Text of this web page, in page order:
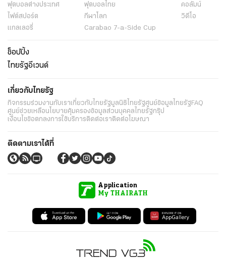
ฟุตบอลต่่างประเทศ ฟุตบอลไทย
คอลัมน์
ไฟต์สปอร์ต
กีฬาโลก
วิดีโอ
แกลเลอรี่
Carabao 7-a-Side Cup
ช็อปปิ้ง
ไทยรัฐอีเวนต์
เกี่ยวกับไทยรัฐ
กิจกรรมร่วมงานกับเราเกี่ยวกับไทยรัฐมูลนิธิไทยรัฐศูนย์ข้อมูลไทยรัฐFAQ
ศูนย์ช่วยเหลือนโยบายคุ้มครองข้อมูลส่วนบุคคลไทยรัฐกรุ๊ป
เงื่อนไขข้อตกลงการใช้บริการติดต่อเราติดต่อโฆษณา
ติดตามเราได้ที่
Application
My THAIRATH